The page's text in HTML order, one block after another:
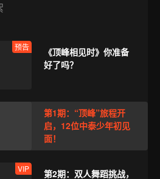
预告
《顶峰相见时》你准备
好了吗？
第1期：“顶峰”旅程开
启，12位中泰少年初见
面！
VIP 第2期：双人舞蹈挑战，